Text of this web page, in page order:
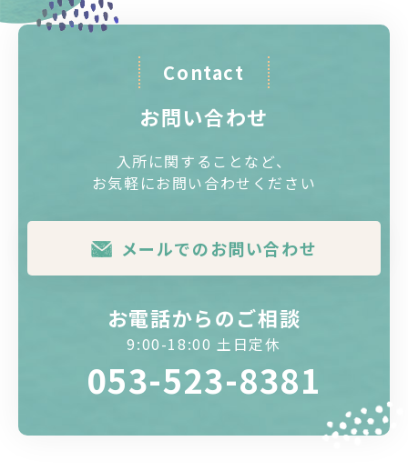
Contact
お問い合わせ
入所に関することなど、
お気軽にお問い合わせください
メールでのお問い合わせ
お電話からのご相談
9:00-18:00 土日定休
053-523-8381